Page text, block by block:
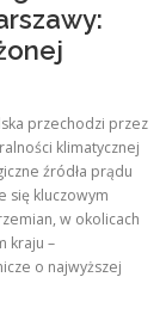
przechodzi przez
klimatycznej
źródła prądu
się kluczowym
w okolicach
kraju –
o najwyższej